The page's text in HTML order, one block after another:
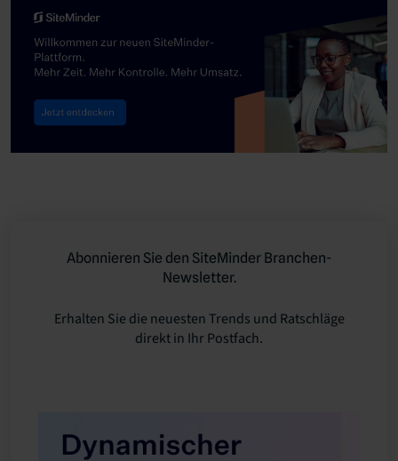
Abonnieren Sie den SiteMinder Branchen-
Newsletter.
Erhalten Sie die neuesten Trends und Ratschläge
direkt in Ihr Postfach.